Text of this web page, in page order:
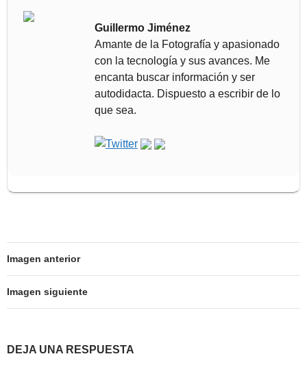
Guillermo Jiménez
Amante de la Fotografía y apasionado
con la tecnología y sus avances. Me
encanta buscar información y ser
autodidacta. Dispuesto a escribir de lo
que sea.
Imagen anterior
Imagen siguiente
DEJA UNA RESPUESTA